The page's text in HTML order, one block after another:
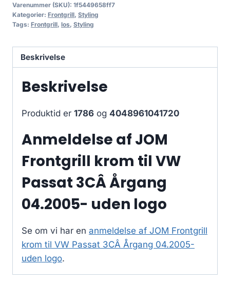
Varenummer (SKU): 1f5449658ff7
Kategorier: Frontgrill, Styling
Tags: Frontgrill, los, Styling
Beskrivelse
Beskrivelse
Produktid er 1786 og 4048961041720
Anmeldelse af JOM
Frontgrill krom til VW
Passat 3CÂ Årgang
04.2005- uden logo
Se om vi har en anmeldelse af JOM Frontgrill
krom til VW Passat 3CÂ Årgang 04.2005-
uden logo.